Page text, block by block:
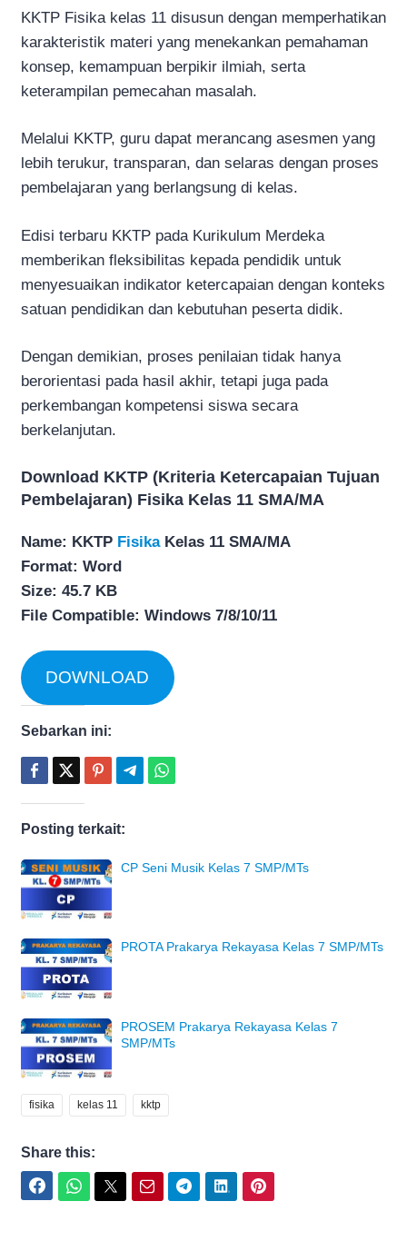
KKTP Fisika kelas 11 disusun dengan memperhatikan
karakteristik materi yang menekankan pemahaman
konsep, kemampuan berpikir ilmiah, serta
keterampilan pemecahan masalah.
Melalui KKTP, guru dapat merancang asesmen yang
lebih terukur, transparan, dan selaras dengan proses
pembelajaran yang berlangsung di kelas.
Edisi terbaru KKTP pada Kurikulum Merdeka
memberikan fleksibilitas kepada pendidik untuk
menyesuaikan indikator ketercapaian dengan konteks
satuan pendidikan dan kebutuhan peserta didik.
Dengan demikian, proses penilaian tidak hanya
berorientasi pada hasil akhir, tetapi juga pada
perkembangan kompetensi siswa secara
berkelanjutan.
Download KKTP (Kriteria Ketercapaian Tujuan
Pembelajaran) Fisika Kelas 11 SMA/MA
Name: KKTP FisikaKelas 11 SMA/MA
Format: Word
Size: 45.7 KB
File Compatible: Windows 7/8/10/11
DOWNLOAD
Sebarkan ini:
Posting terkait:
CP Seni Musik Kelas 7 SMP/MTs
PROTA Prakarya Rekayasa Kelas 7 SMP/MTs
PROSEM Prakarya Rekayasa Kelas 7
SMP/MTs
fisika kelas 11 kktp
Share this: